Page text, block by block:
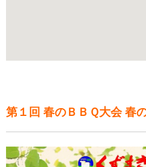
第１回 春のＢＢＱ大会 春